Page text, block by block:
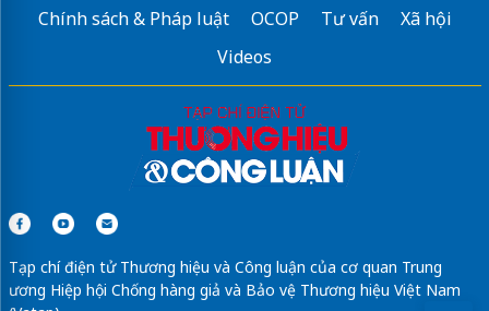
Chính sách & Pháp luật
OCOP Tư vấn
Xã hội
Videos
Tạp chí điện tử Thương hiệu và Công luận của cơ quan Trung
ương Hiệp hội Chống hàng giả và Bảo vệ Thương hiệu Việt Nam